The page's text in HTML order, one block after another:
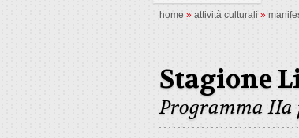
home » attività culturali »
Stagione
Programma IIa